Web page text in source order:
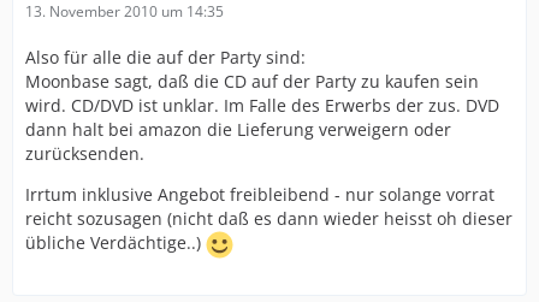
13. November 2010 um 14:35
Also für alle die auf der Party sind:
Moonbase sagt, daß die CD auf der Party zu kaufen sein
wird. CD/DVD ist unklar. Im Falle des Erwerbs der zus. DVD
dann halt bei amazon die Lieferung verweigern oder
zurücksenden.
Irrtum inklusive Angebot freibleibend - nur solange vorrat
reicht sozusagen (nicht daß es dann wieder heisst oh dieser
übliche Verdächtige..)